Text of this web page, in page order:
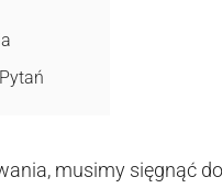
musimy sięgnąć